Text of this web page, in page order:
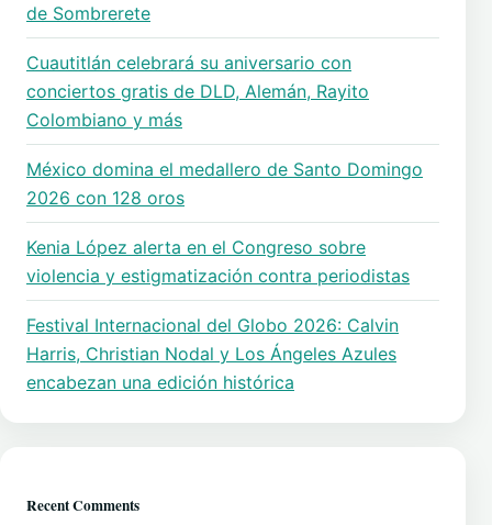
de Sombrerete
Cuautitlán celebrará su aniversario con
conciertos gratis de DLD, Alemán, Rayito
Colombiano y más
México domina el medallero de Santo Domingo
2026 con 128 oros
Kenia López alerta en el Congreso sobre
violencia y estigmatización contra periodistas
Festival Internacional del Globo 2026: Calvin
Harris, Christian Nodal y Los Ángeles Azules
encabezan una edición histórica
Recent Comments